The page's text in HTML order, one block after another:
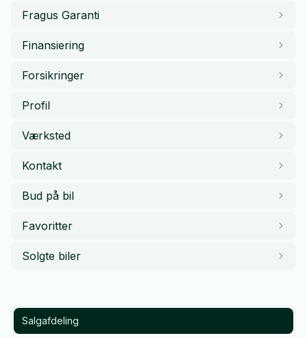
Fragus Garanti
Finansiering
Forsikringer
Profil
Værksted
Kontakt
Bud på bil
Favoritter
Solgte biler
Salgafdeling